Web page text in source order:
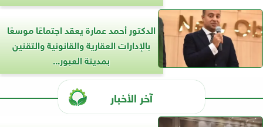
الدكتور أحمد عمارة يعقد اجتماعًا موسعًا
بالإدارات العقارية والقانونية والتقنين
بمدينة العبور...
آخر الأخبار